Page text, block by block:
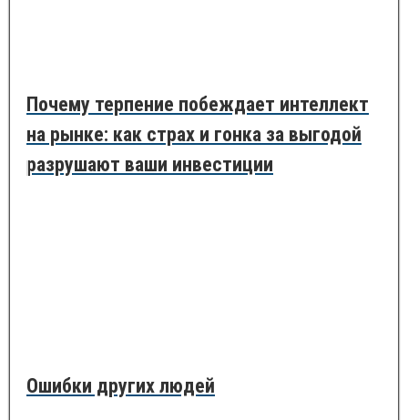
Почему терпение побеждает интеллект
на рынке: как страх и гонка за выгодой
разрушают ваши инвестиции
Ошибки других людей